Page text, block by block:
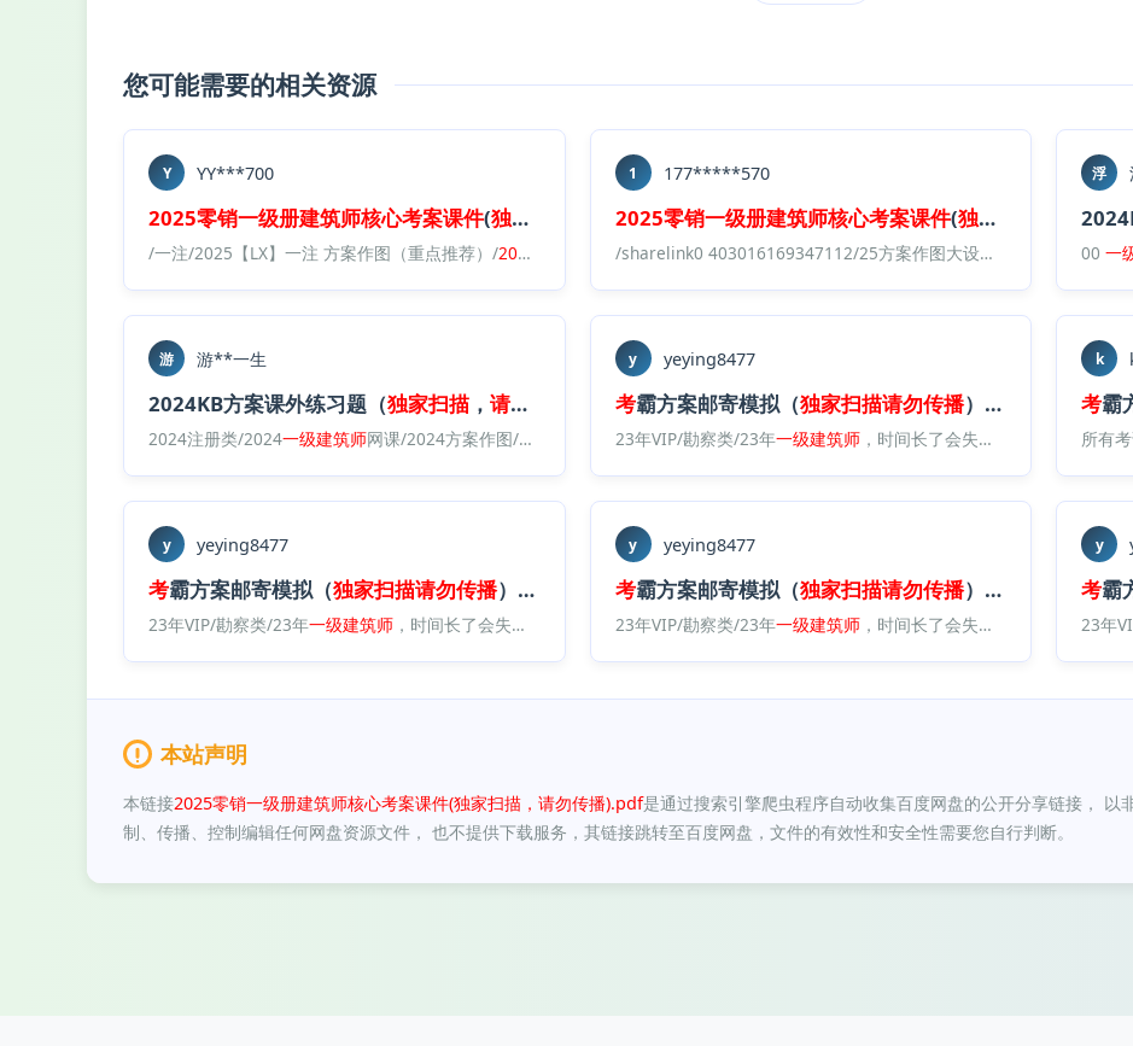
您可能需要的相关资源
Y YY***700
2025零销一级册建筑师核心考案课件(独家 请勿传播).pdf
/一注/2025【LX】一注 方案作图（重点推荐）/2025零 册建筑师核心 考案课件(独家扫描，请勿传播).pdf
1 177*****570
2025零销一级册建筑师核心考案课件(独家 请勿传
/sharelink0 403016169347112/25方案作图大设计vip/2025【LX】一注 方案作图/
浮
00一
游 游**一生
2024KB方案课外练习题（独家扫描 ， 请勿 pdf
2024注册类/2024一级建筑师网课/2024方案作图/2024年 霸方案/文本资料/2024KB方案课外练习题（独家扫描， ）.pdf
y yeying8477
考霸方案邮寄模拟（独家扫描请勿传播）. pdf
23年VIP/勘察类/23年一级建筑师，时间长了会失效，加qq群：713629460/22年课程/22方案作图/KB（推荐）/模拟题
k
考霸
所有
y yeying8477
考霸方案邮寄模拟（独家扫描请勿传播）. pdf
23年VIP/勘察类/23年一级建筑师 ，时间长了会失效，加qq群：713629460/22年课程/22方案作图/KB（推荐）/模拟题 霸方
y yeying8477
考霸方案邮寄模拟（独家扫描请勿传播）. pdf
23年VIP/勘察类/23年一级建筑师，时间长了会失效，加qq群：713629460/22年课程/22方案作图/KB（推荐）/模拟题
y
考霸
23年
本站声明
本链接2025零销一级册建筑师核心考案课件(独家扫描，请勿传播).pdf是通过搜索引擎爬虫程序自动收集百度网盘的公开分享链接， 以
制、传播、控制编辑任何网盘资源文件， 也不提供下载服务，其链接跳转至百度网盘，文件的有效性和安全性需要您自行判断。